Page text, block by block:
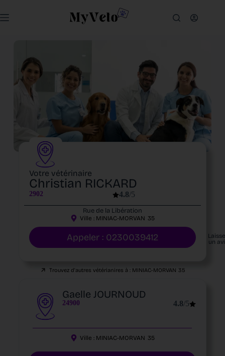
Votre vétérinaire
Christian RICKARD
2902 4.8/5
Rue de la Libération
Ville : MINIAC-MORVAN 35
Appeler : 0230039412
un
Trouvez d'autres vétérianires à : MINIAC-MORVAN 35
Gaelle JOURNOUD
24900 4.8/5
Ville : MINIAC-MORVAN 35